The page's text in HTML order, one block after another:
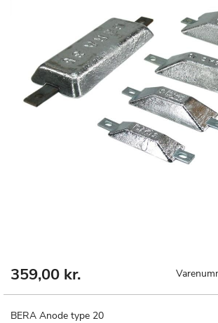
359,00 kr.
BERA Anode type 20
Gå
af